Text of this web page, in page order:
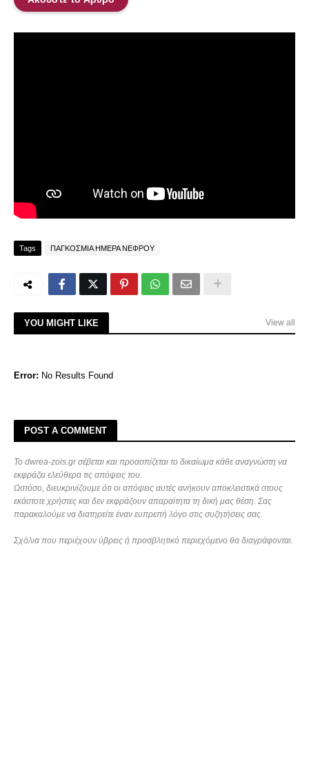
Tags ΠΑΓΚΟΣΜΙΑ ΗΜΕΡΑ ΝΕΦΡΟΥ
YOU MIGHT LIKE View all
Error: No Results Found
POST A COMMENT
Το dwrea-zois.gr σέβεται και προασπίζεται το δικαίωμα κάθε αναγνώστη να
εκφράζει ελεύθερα τις απόψεις του.
Ωστόσο, διευκρινίζουμε ότι οι απόψεις αυτές ανήκουν αποκλειστικά στους
εκάστοτε χρήστες και δεν εκφράζουν απαραίτητα τη δική μας θέση. Σας
παρακαλούμε να διατηρείτε έναν ευπρεπή λόγο στις συζητήσεις σας.
Σχόλια που περιέχουν ύβρεις ή προσβλητικό περιεχόμενο θα διαγράφονται.